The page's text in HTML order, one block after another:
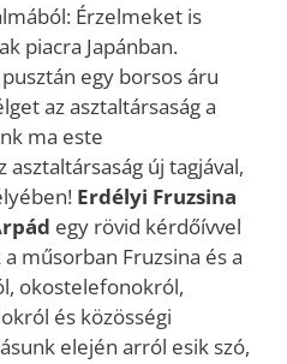
Érzelmeket is
piacra Japánban.
egy borsos áru
az asztaltársaság a
ma este
új tagjával,
Erdélyi Fruzsina
egy rövid kérdőívvel
műsorban Fruzsina és a
okostelefonokról,
és közösségi
elején arról esik szó,